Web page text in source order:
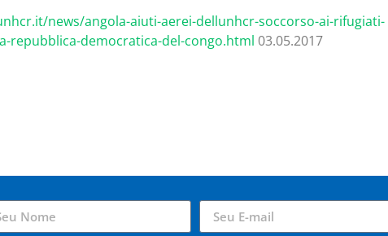
news/angola-aiuti-aerei-dellunhcr-soccorso-ai-rifugiati-
repubblica-democratica-del-congo.html 03.05.2017